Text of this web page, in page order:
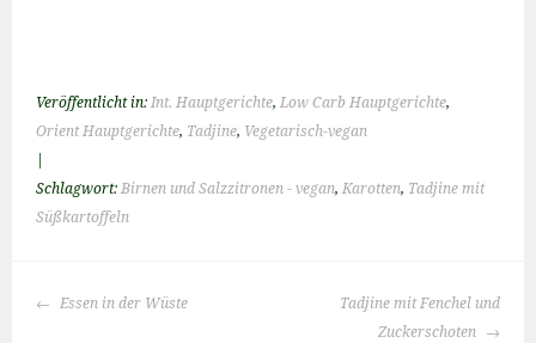
Veröffentlicht in:Int. Hauptgerichte,Low Carb Hauptgerichte,
Orient Hauptgerichte, Tadjine, Vegetarisch-vegan
Schlagwort:Birnen und Salzzitronen - vegan,Karotten, Tadjine mit
Süßkartoffeln
BEITRAGS-
Essen in der Wüste
Tadjine mit Fenchel und
Zuckerschoten